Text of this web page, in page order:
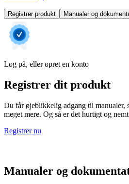
Registrer produkt Manualer og
Log på, eller opret en konto
Registrer dit produkt
Du får øjeblikkelig adgang til manualer,
meget mere. Og så er det hurtigt og
Registrer nu
Manualer og